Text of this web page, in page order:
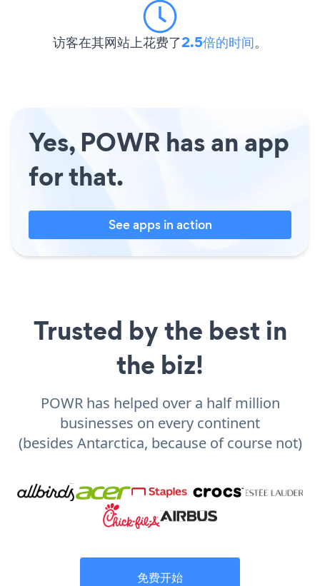
访客在其网站上花费了2.5倍的时间。
Yes, POWR has an app
for that.
See apps in action
Trusted by the best in
the biz!
POWR has helped over a half million
businesses on every continent
(besides Antarctica, because of course not)
免费开始